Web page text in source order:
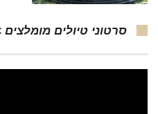
סרטוני טיולים מומלצים